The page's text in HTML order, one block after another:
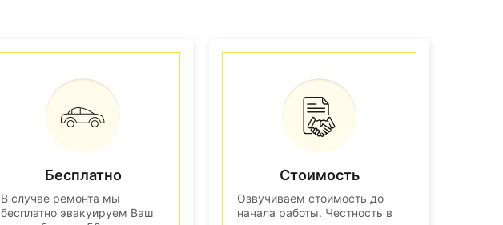
Бесплатно
В случае ремонта мы
бесплатно эвакуируем Ваш
Стоимость
Озвучиваем стоимость до
начала работы. Честность в